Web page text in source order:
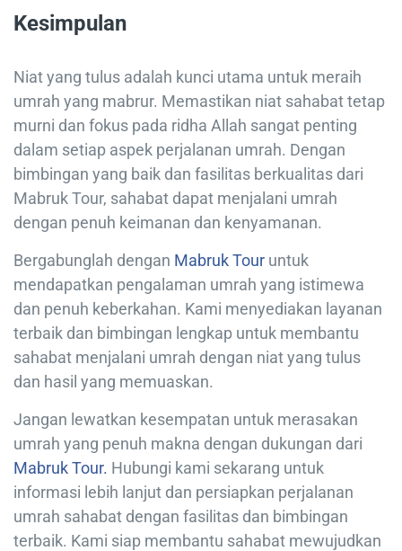
Kesimpulan
Niat yang tulus adalah kunci utama untuk meraih
umrah yang mabrur. Memastikan niat sahabat tetap
murni dan fokus pada ridha Allah sangat penting
dalam setiap aspek perjalanan umrah. Dengan
bimbingan yang baik dan fasilitas berkualitas dari
Mabruk Tour, sahabat dapat menjalani umrah
dengan penuh keimanan dan kenyamanan.
Bergabunglah dengan Mabruk Tour untuk
mendapatkan pengalaman umrah yang istimewa
dan penuh keberkahan. Kami menyediakan layanan
terbaik dan bimbingan lengkap untuk membantu
sahabat menjalani umrah dengan niat yang tulus
dan hasil yang memuaskan.
Jangan lewatkan kesempatan untuk merasakan
umrah yang penuh makna dengan dukungan dari
Mabruk Tour. Hubungi kami sekarang untuk
informasi lebih lanjut dan persiapkan perjalanan
umrah sahabat dengan fasilitas dan bimbingan
terbaik. Kami siap membantu sahabat mewujudkan